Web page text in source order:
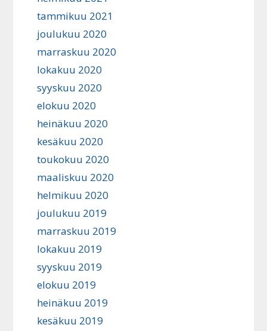
tammikuu 2021
joulukuu 2020
marraskuu 2020
lokakuu 2020
syyskuu 2020
elokuu 2020
heinäkuu 2020
kesäkuu 2020
toukokuu 2020
maaliskuu 2020
helmikuu 2020
joulukuu 2019
marraskuu 2019
lokakuu 2019
syyskuu 2019
elokuu 2019
heinäkuu 2019
kesäkuu 2019